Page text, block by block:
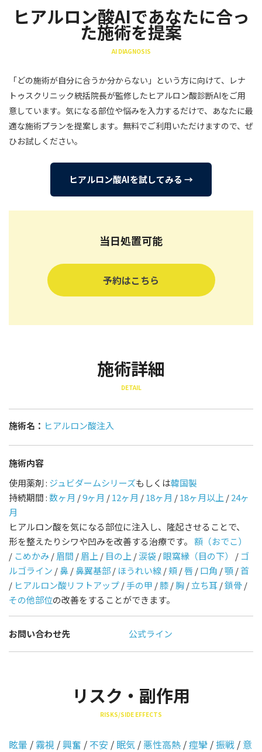
ヒアルロン酸AIであなたに合っ
た施術を提案
AI DIAGNOSIS
「どの施術が自分に合うか分からない」という方に向けて、レナ
トゥスクリニック統括院長が監修したヒアルロン酸診断AIをご用
意しています。気になる部位や悩みを入力するだけで、あなたに最
適な施術プランを提案します。無料でご利用いただけますので、ぜ
ひお試しください。
ヒアルロン酸AIを試してみる →
当日処置可能
予約はこちら
施術詳細
DETAIL
施術名： ヒアルロン酸注入
施術内容
使用薬剤 : ジュビダームシリーズもしくは韓国製
持続期間 :数ヶ月 /9ヶ月 /12ヶ月 /18ヶ月 /18ヶ月以上 /24ヶ
月
ヒアルロン酸を気になる部位に注入し、隆起させることで、
形を整えたりシワや凹みを改善する治療です。 額（おでこ）
/ こめかみ/眉間 /眉上 / 目の上 /涙袋/眼窩縁（目の下） / ゴ
ルゴライン /鼻/鼻翼基部/ ほうれい線/頬/唇/口角 /顎/首
/ ヒアルロン酸リフトアップ/手の甲 /膝/胸/立ち耳/鎖骨 /
その他部位の改善をすることができます。
お問い合わせ先 公式ライン
リスク・副作用
RISKS/SIDE EFFECTS
眩暈 /霧視 /興奮 / 不安 / 眠気 /悪性高熱 /痙攣 /振戦 / 意